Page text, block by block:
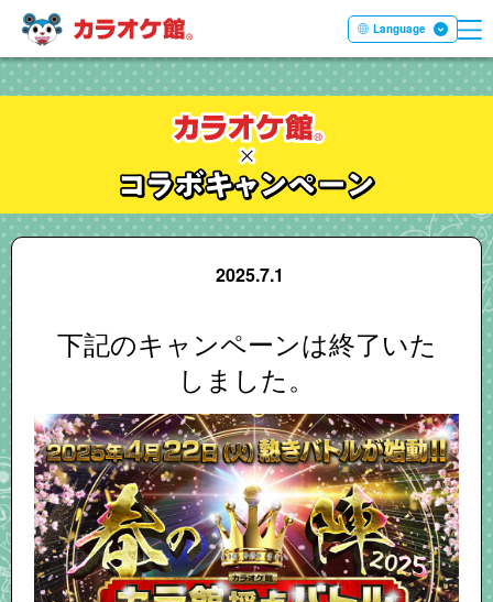
本文へ移動する Language
2025.7.1
下記のキャンペーンは終了いた
しました。